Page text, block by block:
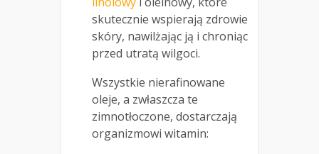
skutecznie wspierają zdrowie
skóry, nawilżając ją i chroniąc
przed utratą wilgoci.
Wszystkie nierafinowane
oleje, a zwłaszcza te
zimnotłoczone, dostarczają
organizmowi witamin: